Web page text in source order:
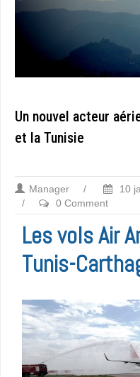
Un nouvel acteur
et la Tunisie
Manager / 10
/
0 Comment
Les vols Air
Tunis-